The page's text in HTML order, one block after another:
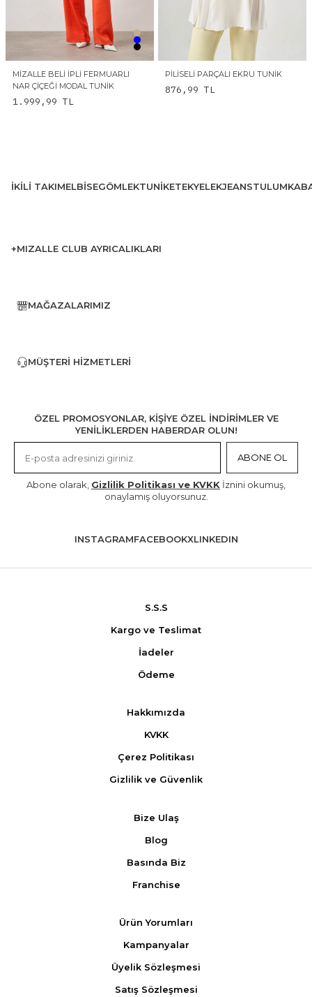
MIZALLE BELI İPLI FERMUARLI
NAR ÇIÇEĞI MODAL TUNIK
1.999,99 TL
PILISELI PARÇALI EKRU TUNIK
876,99 TL
İKILI TAKIMELBISEGÖMLEKTUNIKETEKYELEKJEANSTULUM
+MIZALLE CLUB AYRICALIKLARI
MAĞAZALARIMIZ
MÜŞTERI HIZMETLERI
ÖZEL PROMOSYONLAR, KİŞİYE ÖZEL İNDİRİMLER VE
YENİLİKLERDEN HABERDAR OLUN!
ABONE OL
Abone olarak, Gizlilik Politikası ve KVKK İznini okumuş,
onaylamış oluyorsunuz.
INSTAGRAMFACEBOOKXLINKEDIN
S.S.S
Kargo ve Teslimat
İadeler
Ödeme
Hakkımızda
KVKK
Çerez Politikası
Gizlilik ve Güvenlik
Bize Ulaş
Blog
Basında Biz
Franchise
Ürün Yorumları
Kampanyalar
Üyelik Sözleşmesi
Satış Sözleşmesi